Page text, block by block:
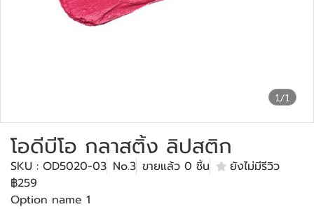
1/1
โอดีบีโอ กลาสติ้ง ลิปสติก
SKU : OD5020-03 No.3 ขายแล้ว 0 ชิ้น
ยังไม่มีรีวิว
฿259
Option name 1